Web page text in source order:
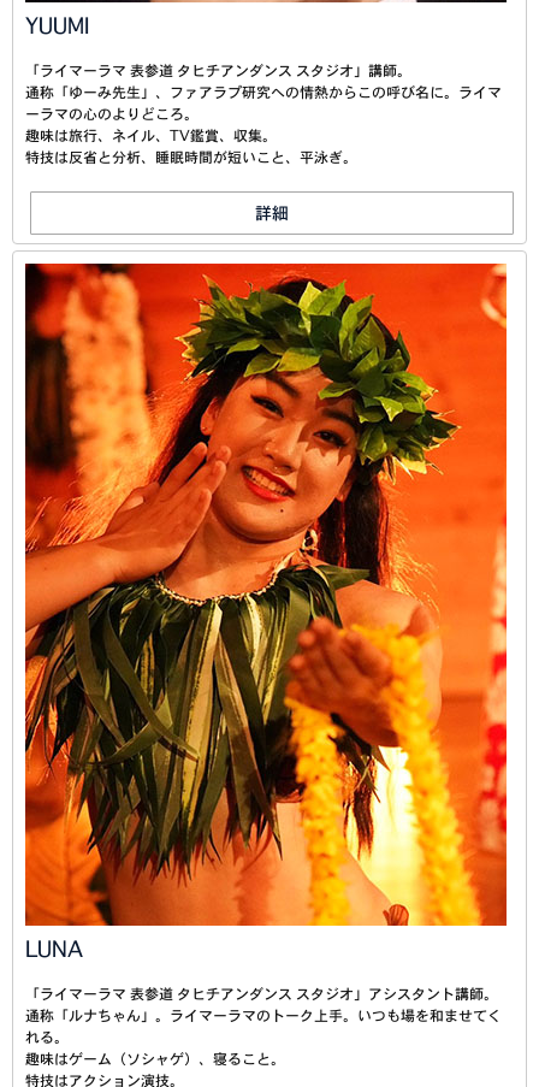
YUUMI
「ライマーラマ 表参道 タヒチアンダンス スタジオ」講師。
通称「ゆーみ先生」、ファアラプ研究への情熱からこの呼び名に。ライマ
ーラマの心のよりどころ。
趣味は旅行、ネイル、TV鑑賞、収集。
特技は反省と分析、睡眠時間が短いこと、平泳ぎ。
詳細
LUNA
「ライマーラマ 表参道 タヒチアンダンス スタジオ」アシスタント講師。
通称「ルナちゃん」。ライマーラマのトーク上手。いつも場を和ませてく
れる。
趣味はゲーム（ソシャゲ）、寝ること。
特技はアクション演技。